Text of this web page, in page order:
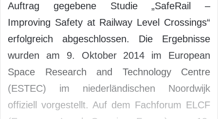
Auftrag gegebene Studie „SafeRail –
Improving Safety at Railway Level Crossings“
erfolgreich abgeschlossen. Die Ergebnisse
wurden am 9. Oktober 2014 im European
Space Research and Technology Centre
(ESTEC) im niederländischen Noordwijk
offiziell vorgestellt. Auf dem Fachforum ELCF